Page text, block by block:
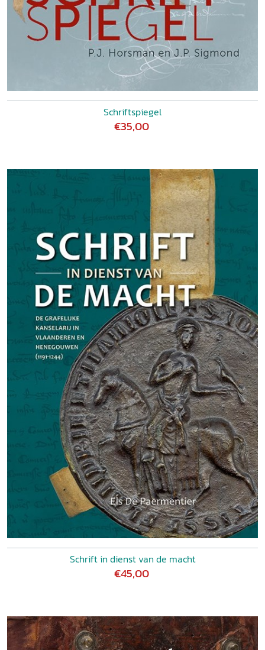
Schriftspiegel
€35,00
Schrift in dienst van de macht
€45,00